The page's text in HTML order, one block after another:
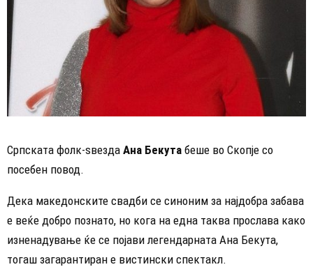
Српската фолк-ѕвезда Ана Бекута беше во Скопје со
посебен повод.
Дека македонските свадби се синоним за најдобра забава
е веќе добро познато, но кога на една таква прослава како
изненадување ќе се појави легендарната Ана Бекута,
тогаш загарантиран е вистински спектакл.